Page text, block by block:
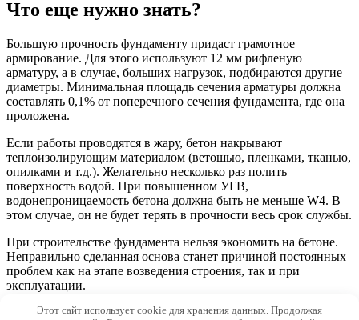
Что еще нужно знать?
Большую прочность фундаменту придаст грамотное
армирование. Для этого используют 12 мм рифленую
арматуру, а в случае, больших нагрузок, подбираются другие
диаметры. Минимальная площадь сечения арматуры должна
составлять 0,1% от поперечного сечения фундамента, где она
проложена.
Если работы проводятся в жару, бетон накрывают
теплоизолирующим материалом (ветошью, пленками, тканью,
опилками и т.д.). Желательно несколько раз полить
поверхность водой. При повышенном УГВ,
водонепроницаемость бетона должна быть не меньше W4. В
этом случае, он не будет терять в прочности весь срок службы.
При строительстве фундамента нельзя экономить на бетоне.
Неправильно сделанная основа станет причиной постоянных
проблем как на этапе возведения строения, так и при
эксплуатации.
© 2026 Бетон — просто! | Betonpro100.ru
Этот сайт использует cookie для хранения данных. Продолжая